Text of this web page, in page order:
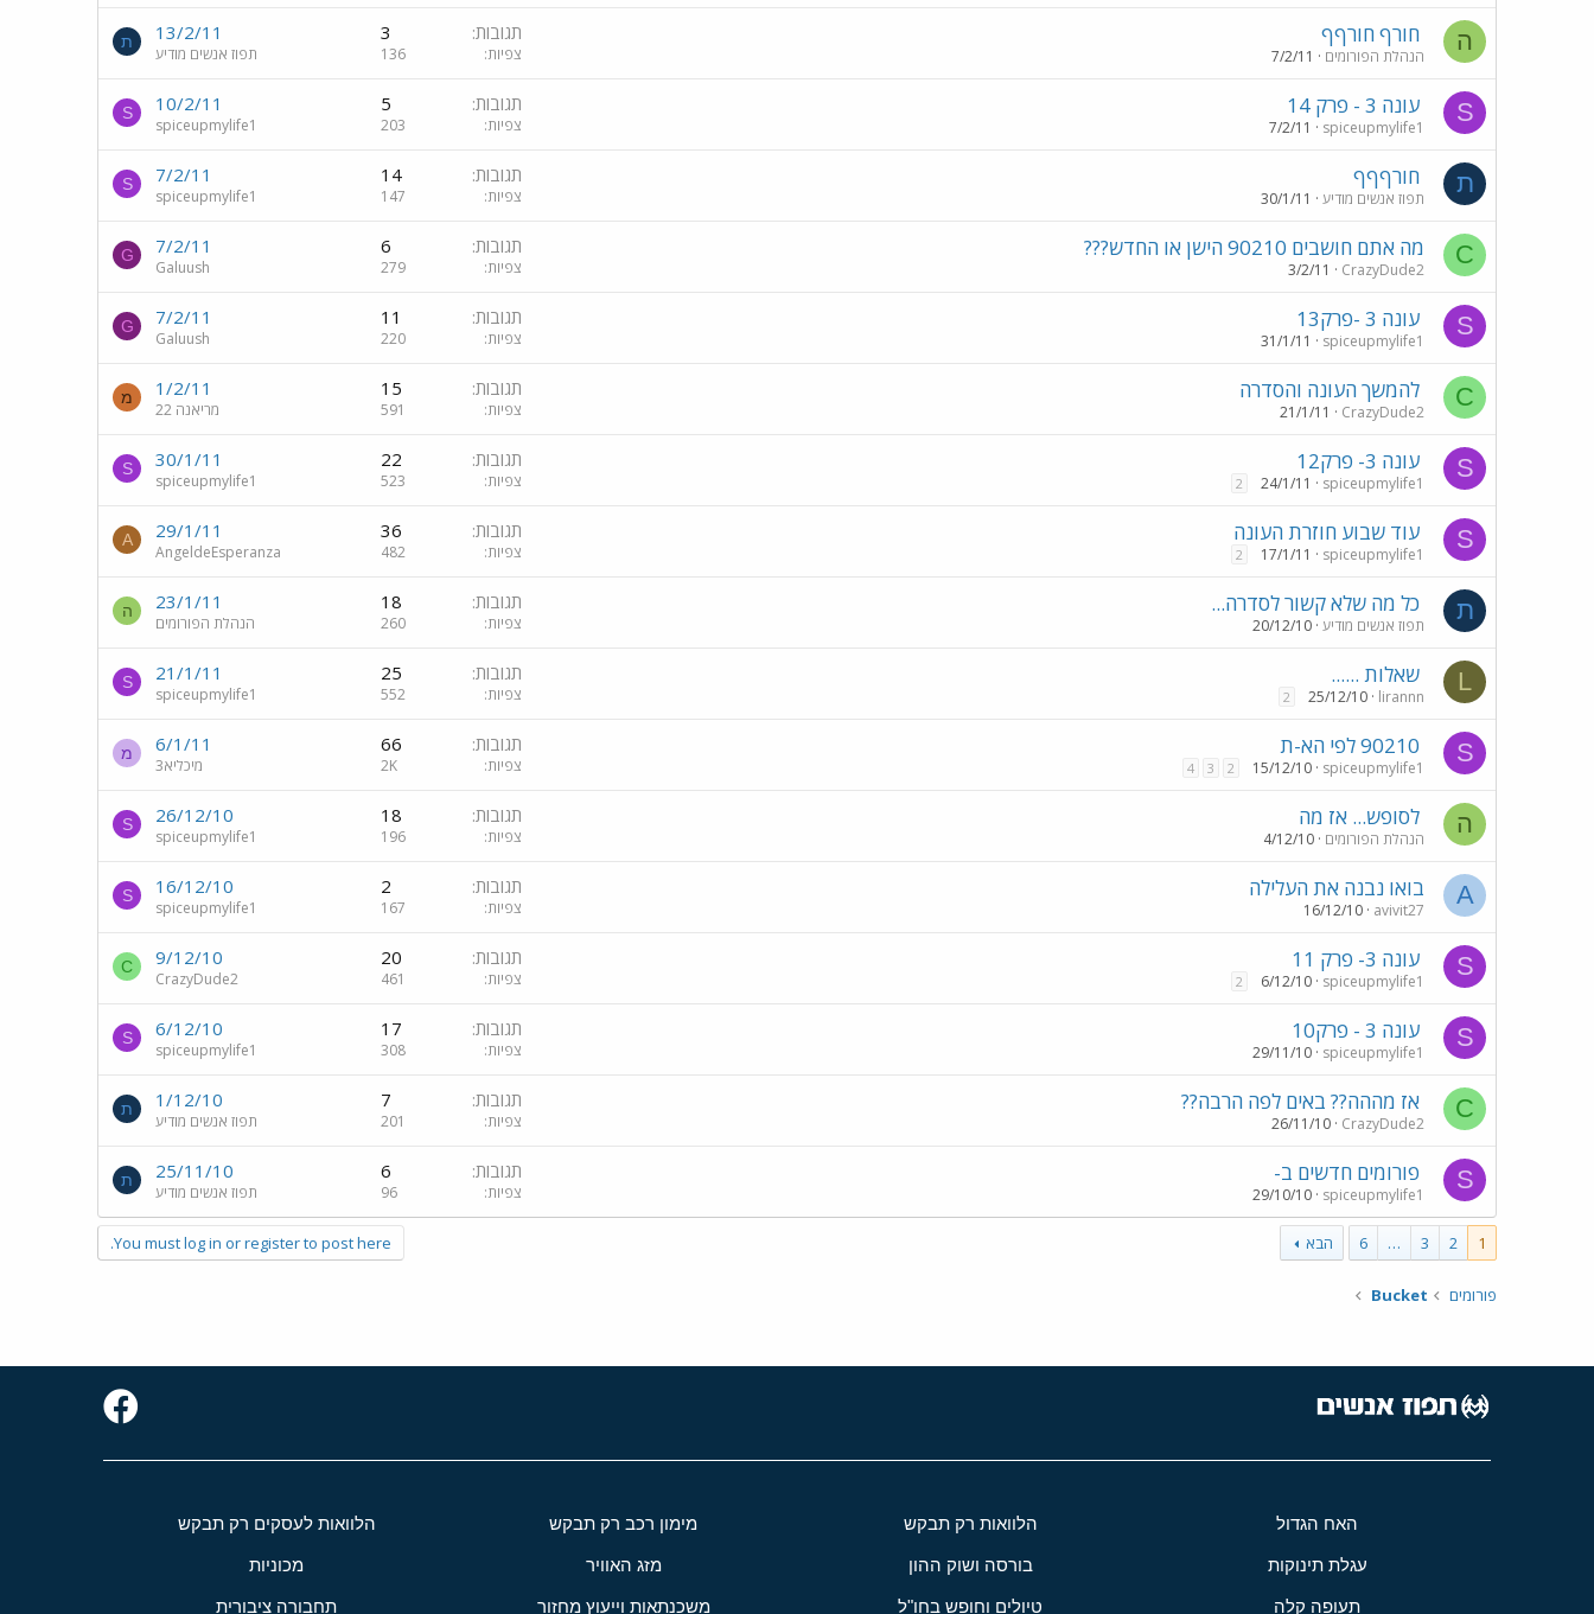
ה חורף חורףף
הנהלת הפורומים 7/2/11
תגובות 3
צפיות 136
13/2/11
תפוז אנשים מודיע
ת
S עונה 3 - פרק 14
spiceupmylife1
7/2/11
תגובות 5
צפיות 203
10/2/11
spiceupmylife1
S
ת חורףףף
תפוז אנשים מודיע 30/1/11
תגובות 14
צפיות 147
7/2/11
spiceupmylife1
S
C מה אתם חושבים 90210 הישן או החדש???
CrazyDude2
3/2/11
תגובות 6
צפיות 279
7/2/11
Galuush
G
S עונה 3 -פרק13
spiceupmylife1
31/1/11
תגובות 11
צפיות 220
7/2/11
Galuush
G
C להמשך העונה והסדרה
CrazyDude2
21/1/11
תגובות 15
צפיות 591
1/2/11
מריאנה 22
מ
S עונה 3- פרק12
spiceupmylife1
24/1/11
2
תגובות 22
צפיות 523
30/1/11
spiceupmylife1
S
S עוד שבוע חוזרת העונה
spiceupmylife1
17/1/11
2
תגובות 36
צפיות 482
29/1/11
AngeldeEsperanza
A
ת כל מה שלא קשור לסדרה...
תפוז אנשים מודיע 20/12/10
תגובות 18
צפיות 260
23/1/11
הנהלת הפורומים
ה
L שאלות ......
lirannn
25/12/10
2
תגובות 25
צפיות 552
21/1/11
spiceupmylife1
S
S
spiceupmylife1
15/12/10
2
3
4
תגובות 66
צפיות 2K
6/1/11
מיכליא3
מ
ה לסופש... אז מה
הנהלת הפורומים 4/12/10
תגובות 18
צפיות 196
26/12/10
spiceupmylife1
S
A בואו נבנה את העלילה
avivit27
16/12/10
תגובות 2
צפיות 167
16/12/10
spiceupmylife1
S
S עונה 3- פרק 11
spiceupmylife1
6/12/10
2
תגובות 20
צפיות 461
9/12/10
CrazyDude2
C
S עונה 3 - פרק10
spiceupmylife1
29/11/10
תגובות 17
צפיות 308
6/12/10
spiceupmylife1
S
C אז מההה?? באים לפה הרבה??
CrazyDude2
26/11/10
תגובות 7
צפיות 201
1/12/10
תפוז אנשים מודיע
ת
S פורומים חדשים ב-
spiceupmylife1
29/10/10
תגובות 6
צפיות 96
25/11/10
תפוז אנשים מודיע
ת
1
2
3
…
6 הבא You must log in or register to post here.
פורומים Bucket
האח הגדול הלוואות רק תבקש מימון רכב רק תבקש הלוואות לעסקים רק תבקש
עגלת תינוקות בורסה ושוק ההון מזג האוויר מכוניות
תעופה קלה טיולים וחופש בחו"ל משכנתאות וייעוץ מחזור תחבורה ציבורית